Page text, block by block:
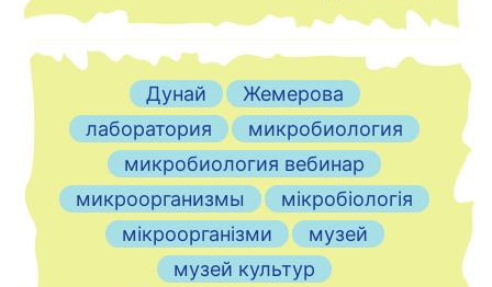
Дунай
Жемерова
лаборатория
микробиология
микробиология вебинар
микроорганизмы
мікробіологія
мікроорганізми
музей
музей культур